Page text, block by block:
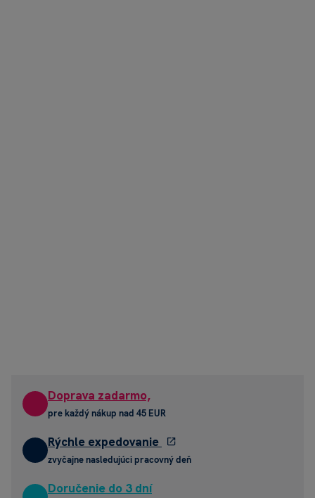
Doprava zadarmo,
pre každý nákup nad 45 EUR
Rýchle expedovanie
zvyčajne nasledujúci pracovný deň
Doručenie do 3 dní